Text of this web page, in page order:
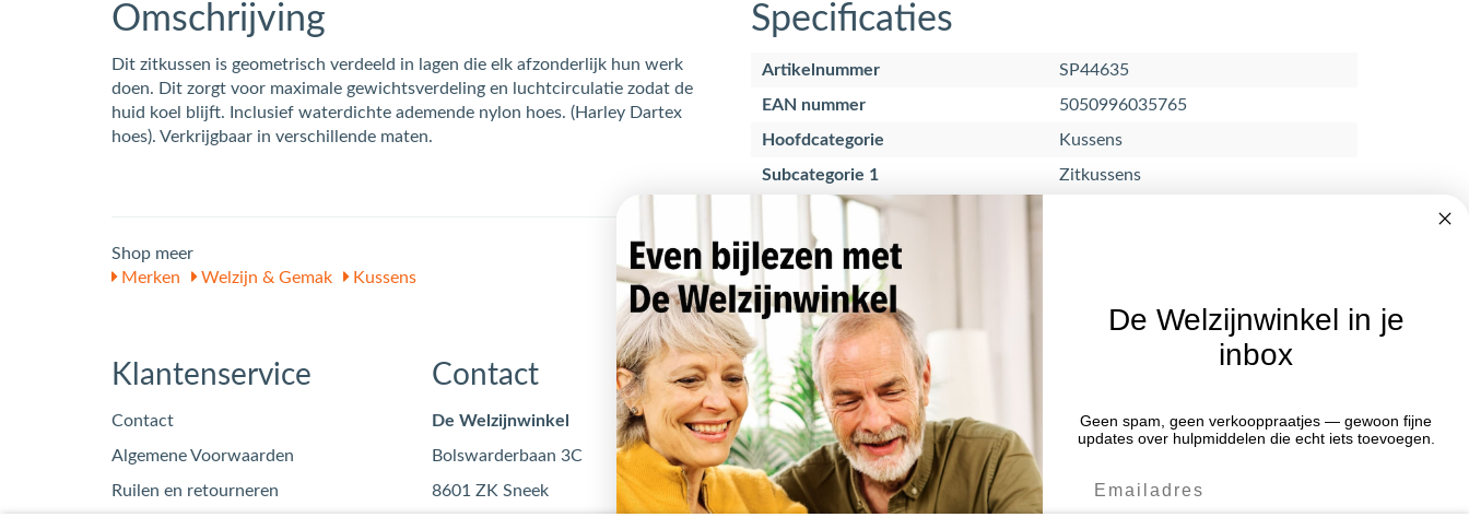
Omschrijving
Dit zitkussen is geometrisch verdeeld in lagen die elk afzonderlijk hun werk
doen. Dit zorgt voor maximale gewichtsverdeling en luchtcirculatie zodat de
huid koel blijft. Inclusief waterdichte ademende nylon hoes. (Harley Dartex
hoes). Verkrijgbaar in verschillende maten.
Specificaties
Artikelnummer
SP44635
EAN nummer
5050996035765
Hoofdcategorie
Kussens
Subcategorie 1
Zitkussens
Shop meer
Merken
Welzijn & Gemak Kussens
Klantenservice
Contact
Algemene Voorwaarden
Ruilen en retourneren
Contact
De Welzijnwinkel
Bolswarderbaan 3C
8601 ZK Sneek
Openingstijden
Maandag 09:00 - 17:00 uur
Dinsdag 09:00 - 17:00 uur
Woensdag 09:00 - 17:00 uur
Nieuwsbrief
Blijf op de hoogte van acties en het
voor de nieuwsbrief.
De Welzijnwinkel in je
inbox
Geen spam, geen verkooppraatjes — gewoon fijne
updates over hulpmiddelen die echt iets toevoegen.